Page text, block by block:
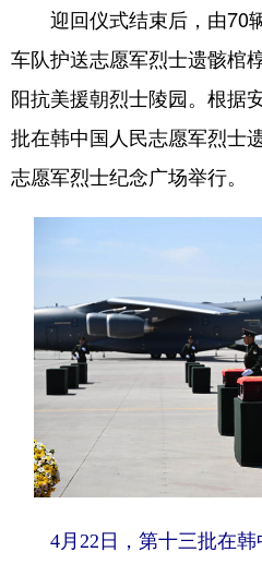
迎回仪式结束后，由70
车队护送志愿军烈士遗骸棺
阳抗美援朝烈士陵园。根据
批在韩中国人民志愿军烈士
志愿军烈士纪念广场举行。
4月22日，第十三批在